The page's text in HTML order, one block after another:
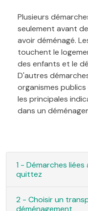
Plusieurs
seulement avant
avoir déménagé.
touchent le
des enfants et le
D'autres
organismes
les principales
dans un
1 - Démarches
quittez
2 - Choisir un
déménagement